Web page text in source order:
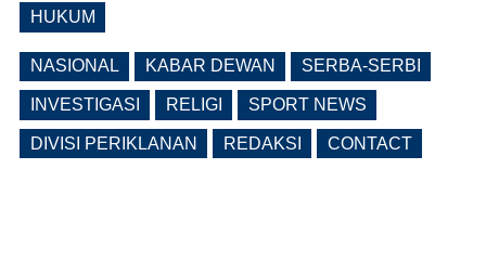
HUKUM
NASIONAL KABAR DEWAN SERBA-SERBI
INVESTIGASI RELIGI SPORT NEWS
DIVISI PERIKLANAN REDAKSI CONTACT